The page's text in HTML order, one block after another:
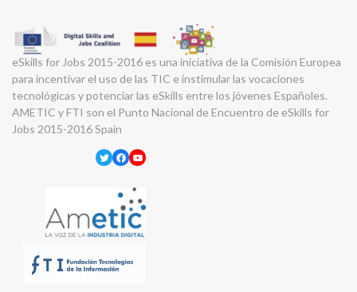
eSkills for Jobs 2015-2016 es una iniciativa de la Comisión Europea
para incentivar el uso de las TIC e instimular las vocaciones
tecnológicas y potenciar las eSkills entre los jóvenes Españoles.
AMETIC y FTI son el Punto Nacional de Encuentro de eSkills for
Jobs 2015-2016 Spain
Twitter
Facebook
YouTube